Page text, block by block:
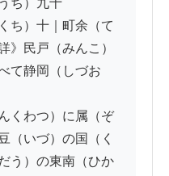
ち）九十
ち）十｜町余（て
》民戸（みんこ）
て静岡（しづお
くわつ）に属（ぞ
（いづ）の国（く
う）の東南（ひか